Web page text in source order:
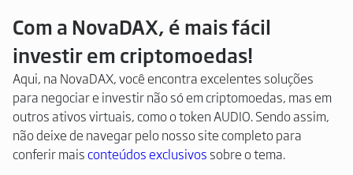
Com a NovaDAX, é mais fácil
investir em criptomoedas!
Aqui, na NovaDAX, você encontra excelentes soluções
para negociar e investir não só em criptomoedas, mas em
outros ativos virtuais, como o token AUDIO. Sendo assim,
não deixe de navegar pelo nosso site completo para
conferir maisconteúdos exclusivossobre o tema.